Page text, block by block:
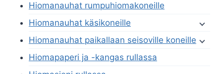
Hiomanauhat rumpuhiomakoneille
Hiomanauhat käsikoneille
Hiomanauhat paikallaan seisoville koneille
Hiomapaperi ja -kangas rullassa